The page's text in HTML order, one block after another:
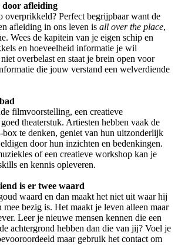
door afleiding
overprikkeld? Perfect begrijpbaar want de
afleiding in ons leven is all over the place,
Wees de kapitein van je eigen schip en
en hoeveelheid informatie je wil
overbelast en staat je brein open voor
die jouw verstand een welverdiende
filmvoorstelling, een creatieve
theaterstuk. Artiesten hebben vaak de
te denken, geniet van hun uitzonderlijk
door hun inzichten en bedenkingen.
of een creatieve workshop kan je
en kennis opleveren.
is er twee waard
waard en dan maakt het niet uit waar hij
bezig is. Het maakt je leven alleen maar
Leer je nieuwe mensen kennen die een
achtergrond hebben dan die van jij? Voel je
maar gebruik het contact om